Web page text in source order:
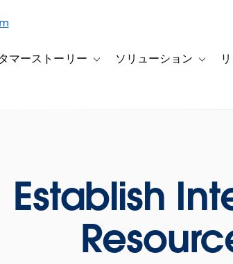
for 製品
マーストーリー Toggle sub-navigation for カスタ
ソリューション Toggle
Establish